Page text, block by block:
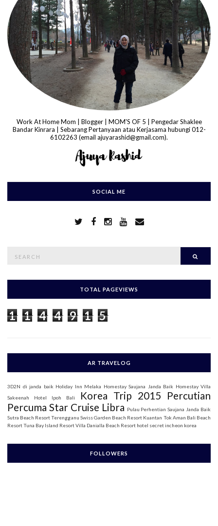
Work At Home Mom | Blogger | MOM'S OF 5 | Pengedar Shaklee
Bandar Kinrara | Sebarang Pertanyaan atau Kerjasama hubungi 012-
6102263 (email ajuyarashid@gmail.com).
SOCIAL ME
c
f
r
:
TOTAL PAGEVIEWS
1 1 4 4 9 1 5
AR TRAVELOG
3D2N di janda baik Holiday Inn Melaka Homestay Saujana Janda Baik Homestay Villa
Sakeenah
Hotel Ipoh Bali Korea Trip 2015 Percutian
Percuma Star Cruise Libra Pulau Perhentian Saujana Janda Baik
Sutra Beach Resort Terengganu Swiss Garden Beach Resort Kuantan Tok Aman Bali Beach
ResortTuna Bay Island ResortVilla Danialla Beach Resort hotel secret incheon korea
FOLLOWERS